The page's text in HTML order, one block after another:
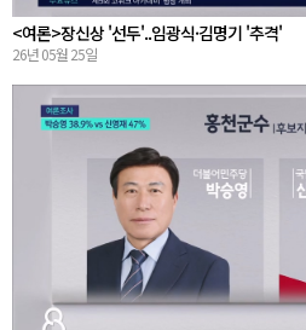
<여론>장신상 '선두'..임광식·김명기 '추격'
26년 05월 25일